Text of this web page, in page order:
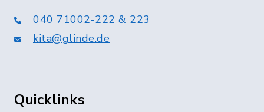
040 71002-222 & 223
kita@glinde.de
Quicklinks